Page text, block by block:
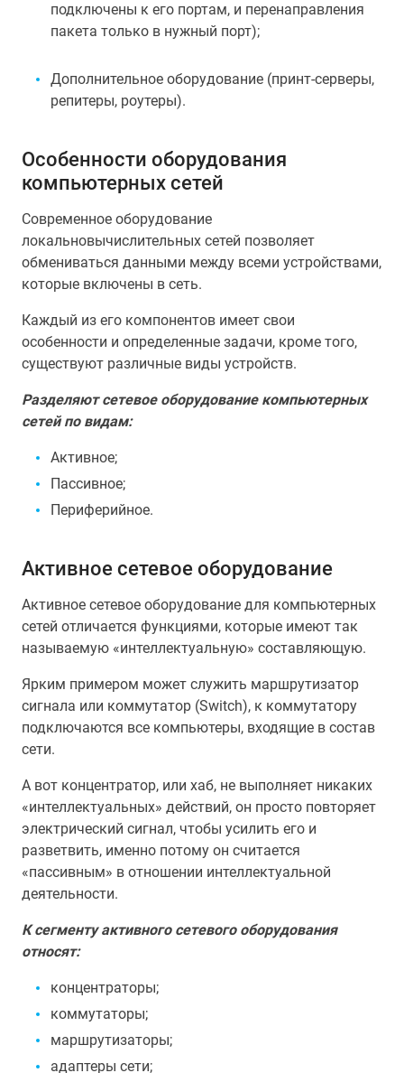
подключены к его портам, и перенаправления
пакета только в нужный порт);
Дополнительное оборудование (принт-серверы,
репитеры, роутеры).
Особенности оборудования
компьютерных сетей
Современное оборудование
локальновычислительных сетей позволяет
обмениваться данными между всеми устройствами,
которые включены в сеть.
Каждый из его компонентов имеет свои
особенности и определенные задачи, кроме того,
существуют различные виды устройств.
Разделяют сетевое оборудование компьютерных
сетей по видам:
Активное;
Пассивное;
Периферийное.
Активное сетевое оборудование
Активное сетевое оборудование для компьютерных
сетей отличается функциями, которые имеют так
называемую «интеллектуальную» составляющую.
Ярким примером может служить маршрутизатор
сигнала или коммутатор (Switch), к коммутатору
подключаются все компьютеры, входящие в состав
сети.
А вот концентратор, или хаб, не выполняет никаких
«интеллектуальных» действий, он просто повторяет
электрический сигнал, чтобы усилить его и
разветвить, именно потому он считается
«пассивным» в отношении интеллектуальной
деятельности.
К сегменту активного сетевого оборудования
относят:
концентраторы;
коммутаторы;
маршрутизаторы;
адаптеры сети;